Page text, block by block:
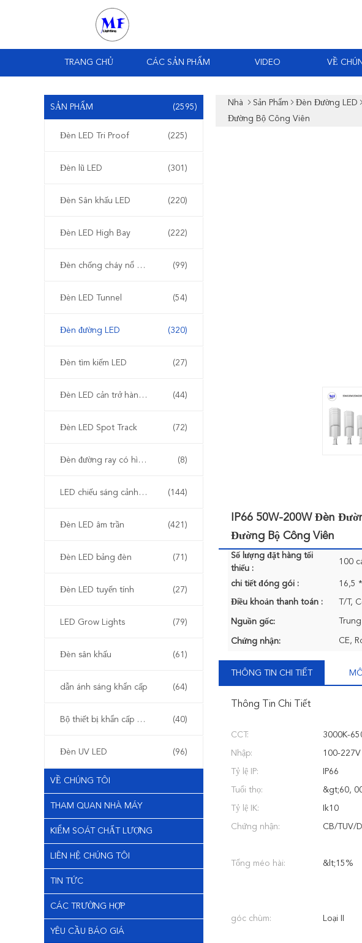
TRANG CHỦ CÁC SẢN PHẨM VIDEO VỀ
SẢN PHẨM (2595)
Đèn LED Tri Proof (225)
Đèn lũ LED (301)
Đèn Sân khấu LED (220)
Đèn LED High Bay (222)
Đèn chống cháy nổ LED (99)
Đèn LED Tunnel (54)
Đèn đường LED (320)
Đèn tìm kiếm LED (27)
Đèn LED cản trở hàng không (44)
Đèn LED Spot Track (72)
Đèn đường ray có hình dạng (8)
LED chiếu sáng cảnh quan ngoài trời (144)
Đèn LED âm trần (421)
Đèn LED bảng đèn (71)
Đèn LED tuyến tính (27)
LED Grow Lights (79)
Đèn sân khấu (61)
dẫn ánh sáng khẩn cấp (64)
Bộ thiết bị khẩn cấp LED (40)
Đèn UV LED (96)
VỀ CHÚNG TÔI
THAM QUAN NHÀ MÁY
KIỂM SOÁT CHẤT LƯỢNG
LIÊN HỆ CHÚNG TÔI
TIN TỨC
CÁC TRƯỜNG HỢP
YÊU CẦU BÁO GIÁ
Nhà Sản Phẩm Đèn Đường LED
Đường Bộ Công Viên
IP66 50W-200W Đèn
Đường Bộ Công Viên
Số lượng đặt hàng tối
thiểu :
100
chi tiết đóng gói : 16,5
Điều khoản thanh toán : T/T,
Nguồn gốc:
Chứng nhận: CE,
THÔNG TIN CHI TIẾT
Thông Tin Chi Tiết
CCT: 3000K-
Nhập: 100-227V
Tỷ lệ IP: IP66
Tuổi thọ: &gt;60,
Tỷ lệ IK: Ik10
Chứng nhận: CB/TUV/
Tổng méo hài: &lt;15%
góc chùm: Loại II